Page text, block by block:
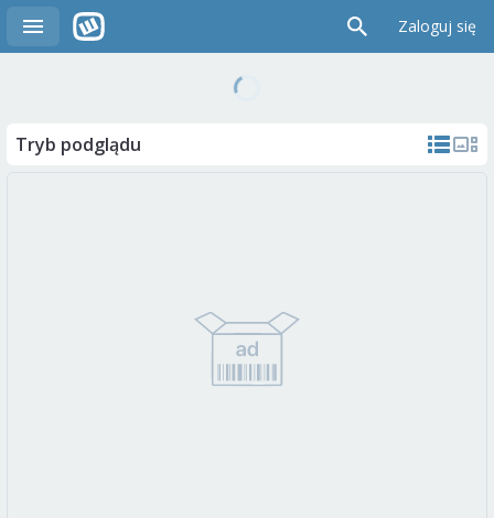
Zaloguj się
Tryb podglądu